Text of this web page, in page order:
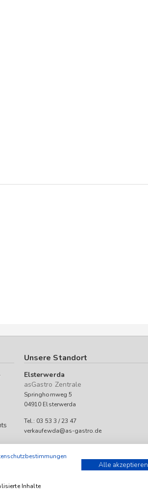
Unsere Standort
Elsterwerda
asGastro Zentrale
Springhornweg 5
04910 Elsterwerda
Tel.: 03 53 3 / 23 47
verkaufewda@as-gastro.de
Mo-Fr 09:00 bis 17:00 Uhr
an Unternehmen (iSd. § 14 Abs. 1 BGB).
Inhalte
Alle akzeptieren